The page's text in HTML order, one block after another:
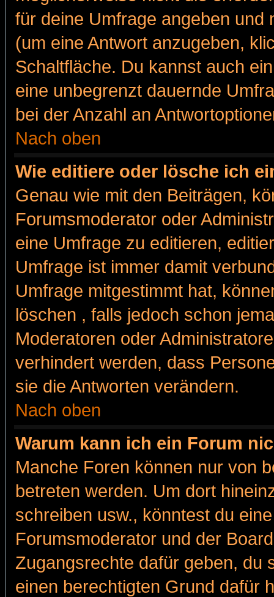
für deine Umfrage angeben und
(um eine Antwort anzugeben,
Schaltfläche. Du kannst auch
eine unbegrenzt dauernde
bei der Anzahl an
Nach oben
Wie editiere oder lösche ich
Genau wie mit den Beiträgen,
Forumsmoderator oder
eine Umfrage zu editieren,
Umfrage ist immer damit
Umfrage mitgestimmt hat,
löschen , falls jedoch schon
Moderatoren oder
verhindert werden, dass
sie die Antworten verändern.
Nach oben
Warum kann ich ein Forum
Manche Foren können nur von
betreten werden. Um dort
schreiben usw., könntest du
Forumsmoderator und der
Zugangsrechte dafür geben, du
einen berechtigten Grund dafür